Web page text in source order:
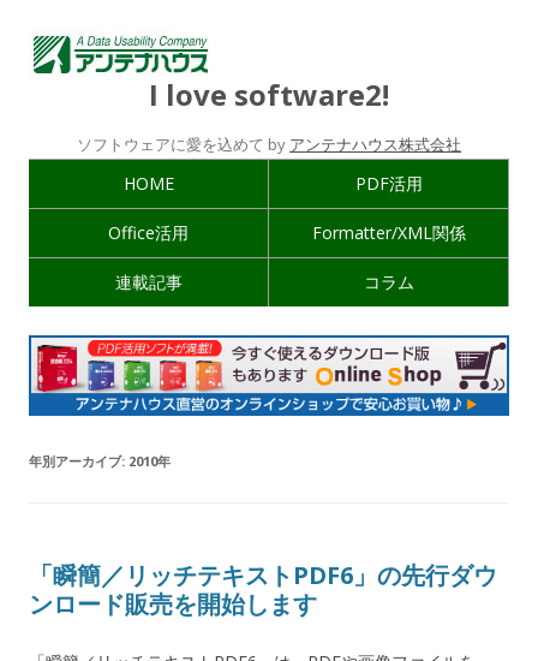
I love software2!
ソフトウェアに愛を込めて by アンテナハウス株式会社
HOME PDF活用
Office活用 Formatter/XML関係
連載記事 コラム
年別アーカイブ: 2010年
「瞬簡／リッチテキストPDF6」の先行ダウ
ンロード販売を開始します